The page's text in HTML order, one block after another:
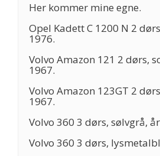
Her kommer mine egne.
Opel Kadett C 1200 N 2
1976.
Volvo Amazon 121 2 dørs,
1967.
Volvo Amazon 123GT 2
1967.
Volvo 360 3 dørs, sølvgrå,
Volvo 360 3 dørs,